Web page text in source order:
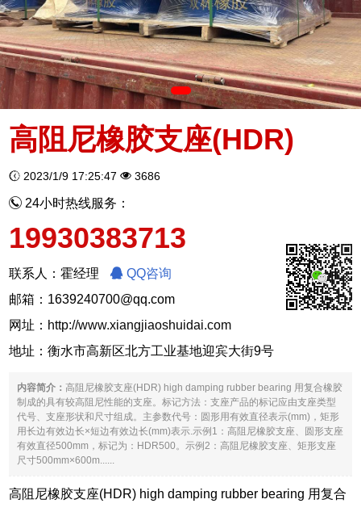
高阻尼橡胶支座(HDR)
2023/1/9 17:25:47 3686
24小时热线服务：
19930383713
联系人：霍经理
QQ咨询
邮箱：1639240700@qq.com
网址： http://www.xiangjiaoshuidai.com
地址：衡水市高新区北方工业基地迎宾大街9号
内容简介：高阻尼橡胶支座(HDR) high damping rubber bearing 用复合橡胶
制成的具有较高阻尼性能的支座。标记方法：支座产品的标记应由支座类型
代号、支座形状和尺寸组成。主参数代号：圆形用有效直径表示(mm)，矩形
用长边有效边长×短边有效边长(mm)表示.示例1：高阻尼橡胶支座、圆形支座
有效直径500mm，标记为：HDR500。示例2：高阻尼橡胶支座、矩形支座
尺寸500mm×600m......
高阻尼橡胶支座(HDR) high damping rubber bearing 用复合